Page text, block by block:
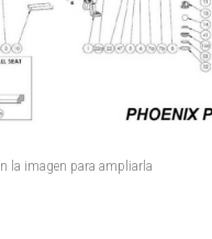
la imagen para ampliarla